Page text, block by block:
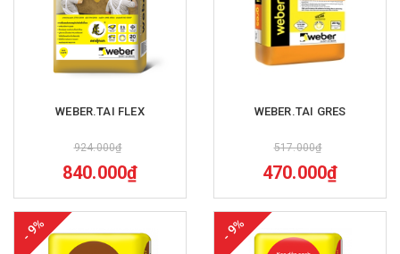
WEBER.TAI FLEX
924.000₫
840.000₫
WEBER.TAI GRES
517.000₫
470.000₫
- 9% - 9%